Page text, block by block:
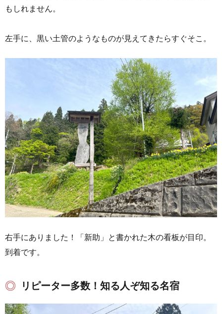
もしれません。
左手に、黒い土管のようなものが見えてきたらすぐそこ。
右手にありました！「新助」と書かれた木の看板が目印。
到着です。
リピーター多数！知る人ぞ知る名宿